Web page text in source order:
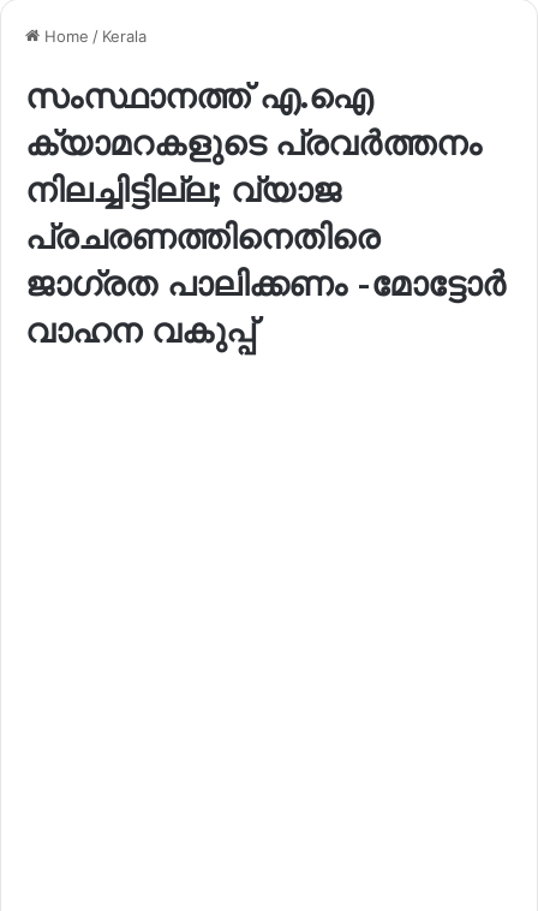
Home / Kerala
സംസ്ഥാനത്ത് എ.ഐ
ക്യാമറകളുടെ പ്രവർത്തനം
നിലച്ചിട്ടില്ല; വ്യാജ
പ്രചരണത്തിനെതിരെ
ജാഗ്രത പാലിക്കണം -മോട്ടോർ
വാഹന വകുപ്പ്